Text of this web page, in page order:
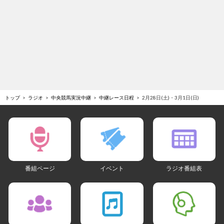
トップ ラジオ 中央競馬実況中継 中継レース日程 2月28日(土)・3月1日(日)
番組ページ イベント ラジオ番組表